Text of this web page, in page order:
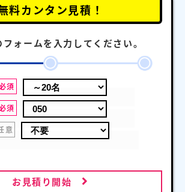
料カンタン見積！
ォームを入力してください。
須
須
意
お見積り開始